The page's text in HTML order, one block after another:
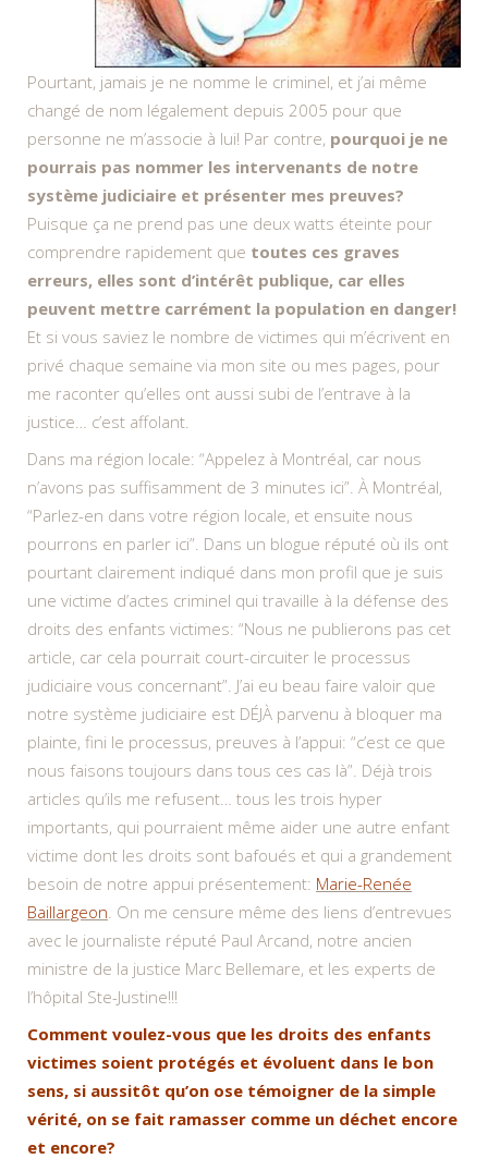
Pourtant, jamais je ne nomme le criminel, et j’ai même
changé de nom légalement depuis 2005 pour que
personne ne m’associe à lui! Par contre, pourquoi je ne
pourrais pas nommer les intervenants de notre
système judiciaire et présenter mes preuves?
Puisque ça ne prend pas une deux watts éteinte pour
comprendre rapidement que toutes ces graves
erreurs, elles sont d’intérêt publique, car elles
peuvent mettre carrément la population en danger!
Et si vous saviez le nombre de victimes qui m’écrivent en
privé chaque semaine via mon site ou mes pages, pour
me raconter qu’elles ont aussi subi de l’entrave à la
justice… c’est affolant.
Dans ma région locale: “Appelez à Montréal, car nous
n’avons pas suffisamment de 3 minutes ici”. À Montréal,
“Parlez-en dans votre région locale, et ensuite nous
pourrons en parler ici”. Dans un blogue réputé où ils ont
pourtant clairement indiqué dans mon profil que je suis
une victime d’actes criminel qui travaille à la défense des
droits des enfants victimes: “Nous ne publierons pas cet
article, car cela pourrait court-circuiter le processus
judiciaire vous concernant”. J’ai eu beau faire valoir que
notre système judiciaire est DÉJÀ parvenu à bloquer ma
plainte, fini le processus, preuves à l’appui: “c’est ce que
nous faisons toujours dans tous ces cas là”. Déjà trois
articles qu’ils me refusent… tous les trois hyper
importants, qui pourraient même aider une autre enfant
victime dont les droits sont bafoués et qui a grandement
besoin de notre appui présentement: Marie-Renée
Baillargeon . On me censure même des liens d’entrevues
avec le journaliste réputé Paul Arcand, notre ancien
ministre de la justice Marc Bellemare, et les experts de
l’hôpital Ste-Justine!!!
Comment voulez-vous que les droits des enfants
victimes soient protégés et évoluent dans le bon
sens, si aussitôt qu’on ose témoigner de la simple
vérité, on se fait ramasser comme un déchet encore
et encore?